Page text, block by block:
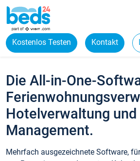
Kostenlos Testen Kontakt
Die All-in-One-
Hotelverwaltung und
Management.
Mehrfach ausgezeichnete Software,